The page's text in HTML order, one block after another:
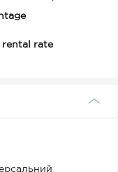
rate